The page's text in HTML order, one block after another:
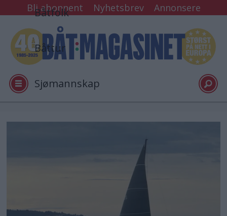
Bli abonnent Nyhetsbrev Annonsere
Båtfolk
Båttur
Sjømannskap
Tester